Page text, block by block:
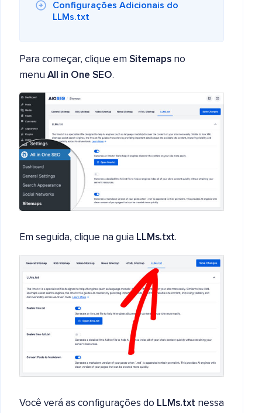
Configurações Adicionais do
LLMs.txt
Para começar, clique em Sitemaps no
menu All in One SEO.
Em seguida, clique na guia LLMs.txt.
Você verá as configurações do LLMs.txt nessa